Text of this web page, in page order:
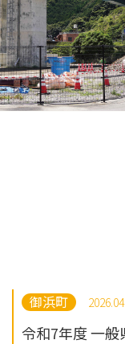
社会貢献活動
採用情報
御浜町
令和7年度 一